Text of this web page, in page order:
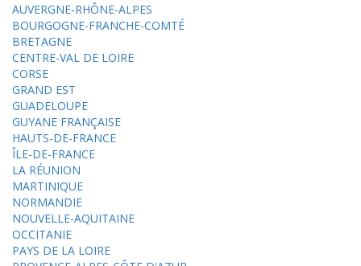
AUVERGNE-RHÔNE-ALPES
BOURGOGNE-FRANCHE-COMTÉ
BRETAGNE
CENTRE-VAL DE LOIRE
CORSE
GRAND EST
GUADELOUPE
GUYANE FRANÇAISE
HAUTS-DE-FRANCE
ÎLE-DE-FRANCE
LA RÉUNION
MARTINIQUE
NORMANDIE
NOUVELLE-AQUITAINE
OCCITANIE
PAYS DE LA LOIRE